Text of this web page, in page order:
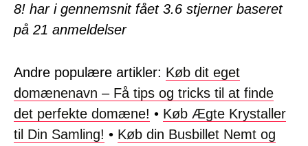
8! har i gennemsnit fået 3.6 stjerner baseret
på 21 anmeldelser
Andre populære artikler: Køb dit eget
domænenavn – Få tips og tricks til at finde
det perfekte domæne! • Køb Ægte Krystaller
til Din Samling! • Køb din Busbillet Nemt og